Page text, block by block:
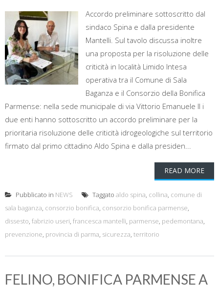
Accordo preliminare sottoscritto dal
sindaco Spina e dalla presidente
Mantelli. Sul tavolo discussa inoltre
una proposta per la risoluzione delle
criticità in località Limido Intesa
operativa tra il Comune di Sala
Baganza e il Consorzio della Bonifica
Parmense: nella sede municipale di via Vittorio Emanuele II i
due enti hanno sottoscritto un accordo preliminare per la
prioritaria risoluzione delle criticità idrogeologiche sul territorio
firmato dal primo cittadino Aldo Spina e dalla presiden...
READ MORE
Pubblicato in NEWS Taggato aldo spina, collina, comune di
sala baganza, consorzio bonifica, consorzio bonifica parmense,
dissesto, fabrizio useri, francesca mantelli, parmense, pedemontana,
prevenzione, provincia di parma, sicurezza, territorio
FELINO, BONIFICA PARMENSE A